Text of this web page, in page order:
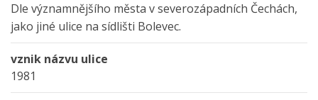
Dle významnějšího města v severozápadních Čechách,
jako jiné ulice na sídlišti Bolevec.
vznik názvu ulice
1981